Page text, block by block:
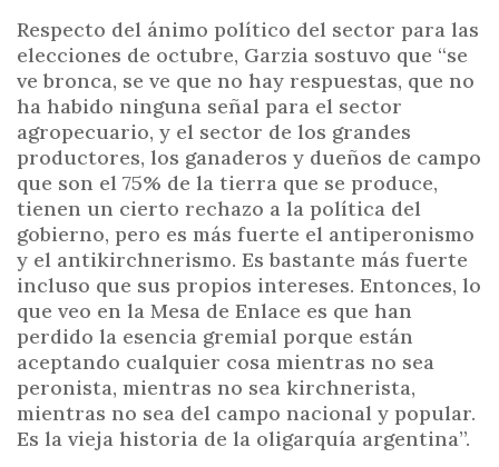
Respecto del ánimo político del sector para las
elecciones de octubre, Garzia sostuvo que “se
ve bronca, se ve que no hay respuestas, que no
ha habido ninguna señal para el sector
agropecuario, y el sector de los grandes
productores, los ganaderos y dueños de campo
que son el 75% de la tierra que se produce,
tienen un cierto rechazo a la política del
gobierno, pero es más fuerte el antiperonismo
y el antikirchnerismo. Es bastante más fuerte
incluso que sus propios intereses. Entonces, lo
que veo en la Mesa de Enlace es que han
perdido la esencia gremial porque están
aceptando cualquier cosa mientras no sea
peronista, mientras no sea kirchnerista,
mientras no sea del campo nacional y popular.
Es la vieja historia de la oligarquía argentina”.